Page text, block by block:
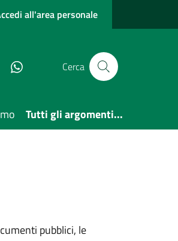
all'area personale
Instagram3357475817
Cerca
Tutti gli argomenti...
pubblici, le